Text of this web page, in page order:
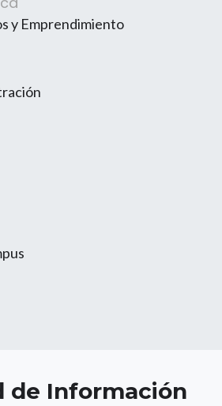
y Emprendimiento
de Información